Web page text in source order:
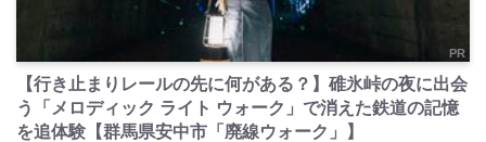
PR
【行き止まりレールの先に何がある？】碓氷峠の夜に出会
う「メロディック ライト ウォーク」で消えた鉄道の記憶
を追体験【群馬県安中市「廃線ウォーク」】